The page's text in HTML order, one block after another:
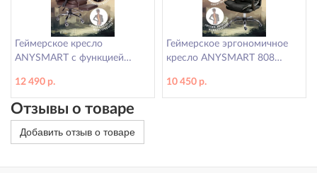
Геймерское кресло
ANYSMART с функцией
ног, коричневое
12 490 р.
Геймерское эргономичное
кресло ANYSMART 808
10 450 р.
Отзывы о товаре
Добавить отзыв о товаре